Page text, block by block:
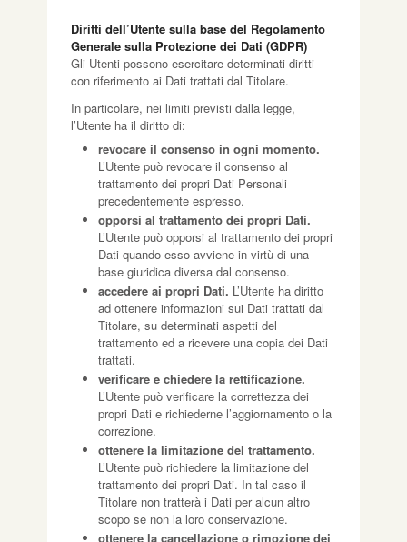
Diritti dell’Utente sulla base del Regolamento
Generale sulla Protezione dei Dati (GDPR)
Gli Utenti possono esercitare determinati diritti
con riferimento ai Dati trattati dal Titolare.
In particolare, nei limiti previsti dalla legge,
l’Utente ha il diritto di:
revocare il consenso in ogni momento.
L’Utente può revocare il consenso al
trattamento dei propri Dati Personali
precedentemente espresso.
opporsi al trattamento dei propri Dati.
L’Utente può opporsi al trattamento dei propri
Dati quando esso avviene in virtù di una
base giuridica diversa dal consenso.
accedere ai propri Dati. L’Utente ha diritto
ad ottenere informazioni sui Dati trattati dal
Titolare, su determinati aspetti del
trattamento ed a ricevere una copia dei Dati
trattati.
verificare e chiedere la rettificazione.
L’Utente può verificare la correttezza dei
propri Dati e richiederne l’aggiornamento o la
correzione.
ottenere la limitazione del trattamento.
L’Utente può richiedere la limitazione del
trattamento dei propri Dati. In tal caso il
Titolare non tratterà i Dati per alcun altro
scopo se non la loro conservazione.
ottenere la cancellazione o rimozione dei